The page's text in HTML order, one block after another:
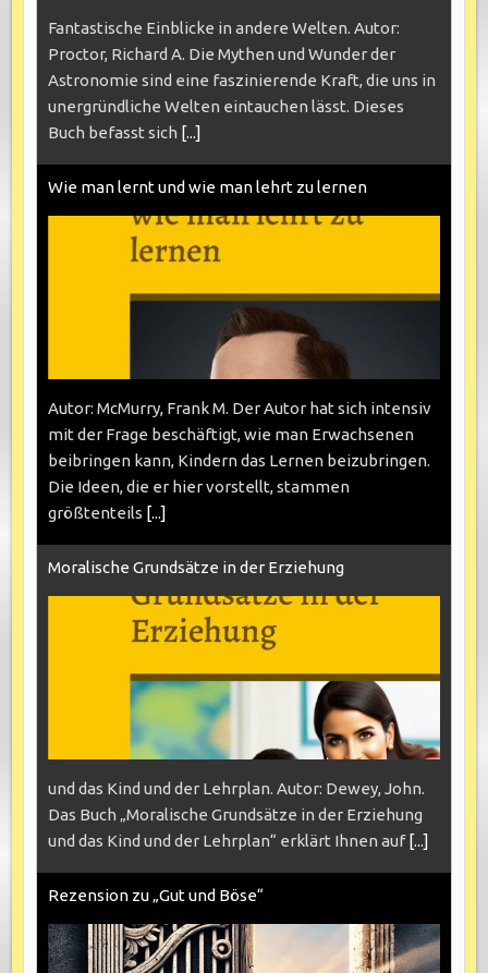
Fantastische Einblicke in andere Welten. Autor:
Proctor, Richard A. Die Mythen und Wunder der
Astronomie sind eine faszinierende Kraft, die uns in
unergründliche Welten eintauchen lässt. Dieses
Buch befasst sich [...]
Wie man lernt und wie man lehrt zu lernen
Autor: McMurry, Frank M. Der Autor hat sich intensiv
mit der Frage beschäftigt, wie man Erwachsenen
beibringen kann, Kindern das Lernen beizubringen.
Die Ideen, die er hier vorstellt, stammen
größtenteils [...]
Moralische Grundsätze in der Erziehung
und das Kind und der Lehrplan. Autor: Dewey, John.
Das Buch „Moralische Grundsätze in der Erziehung
und das Kind und der Lehrplan“ erklärt Ihnen auf [...]
Rezension zu „Gut und Böse“